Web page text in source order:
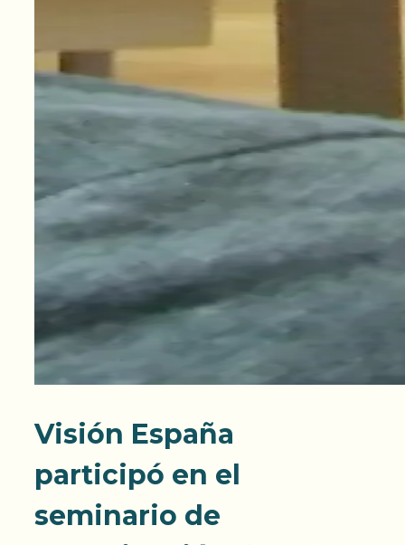
Visión España
participó en el
seminario de